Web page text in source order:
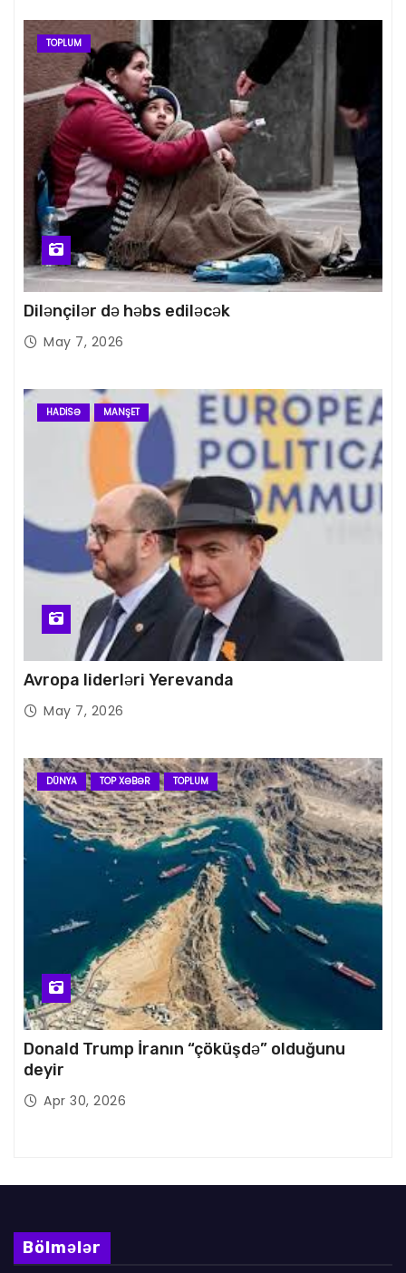
TOPLUM
Dilənçilər də həbs ediləcək
May 7, 2026
HADISƏ MANŞET
Avropa liderləri Yerevanda
May 7, 2026
DÜNYA TOP XƏBƏR TOPLUM
Donald Trump İranın “çöküşdə” olduğunu
deyir
Apr 30, 2026
Bölmələr